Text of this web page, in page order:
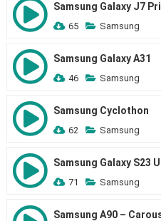
Samsung Galaxy J7
65 Samsung
Samsung Galaxy A31
46 Samsung
Samsung Cyclothon
62 Samsung
Samsung Galaxy S23
71 Samsung
Samsung A90 –